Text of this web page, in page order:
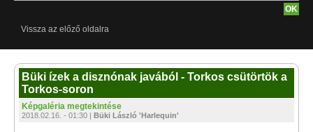
Vissza az előző oldalra
Büki ízek a disznónak javából - Torkos csütörtök a
Torkos-soron
Képgaléria megtekintése
2018.02.16. - 01:30 | Büki László 'Harlequin'